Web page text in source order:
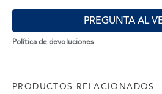
PREGUNTA AL
Política de devoluciones
PRODUCTOS RELACIONADOS